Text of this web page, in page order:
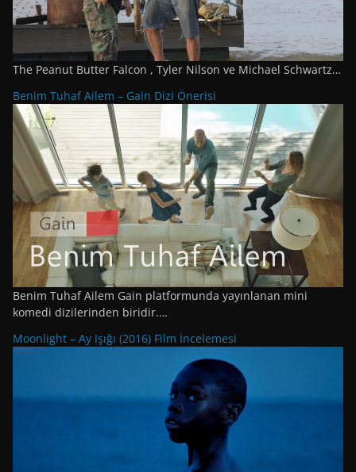
The Peanut Butter Falcon , Tyler Nilson ve Michael Schwartz…
Benim Tuhaf Ailem – Gain Dizi Önerisi
Benim Tuhaf Ailem Gain platformunda yayınlanan mini
komedi dizilerinden biridir.…
Moonlight – Ay Işığı (2016) Film İncelemesi